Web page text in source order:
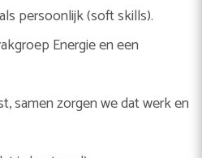
persoonlijk (soft skills).
Energieen een
samen zorgen we dat werk en